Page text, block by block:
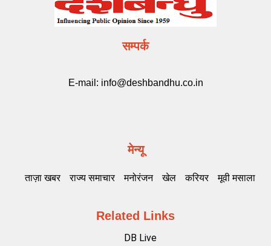
सम्पर्क
E-mail: info@deshbandhu.co.in
मेन्यू
ताज़ा खबर राज्य समाचार मनोरंजन खेल करियर मूवी मसाला
Related Links
DB Live